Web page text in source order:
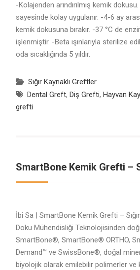
-Kolajenden arındırılmış kemik
sayesinde kolay uygulanır. -4-6 ay
kemik dokusuna bırakır. -37 °C de
işlenmiştir. -Beta ışınlarıyla sterilize
oda sıcaklığında 5 yıldır.
Sığır Kaynaklı Greftler
Dental Greft, Diş Grefti, Hayvan
grefti
SmartBone Kemik Grefti –
İbi Sa | SmartBone Kemik Grefti –
Doku Mühendisliği Teknolojisinden
SmartBone®, SmartBone® ORTHO,
Demand™ ve SwissBone®, doğal
biyolojik olarak emilebilir polimerler ve